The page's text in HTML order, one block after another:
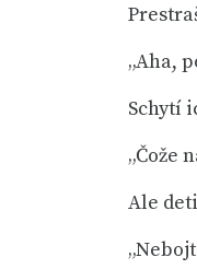
„Aha,
Schytí
„Čože
Ale